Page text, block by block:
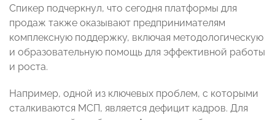
Спикер подчеркнул, что сегодня платформы для
продаж также оказывают предпринимателям
комплексную поддержку, включая методологическую
и образовательную помощь для эффективной работы
и роста.
Например, одной из ключевых проблем, с которыми
сталкиваются МСП, является дефицит кадров. Для